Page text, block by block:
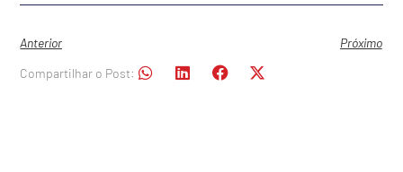
Anterior
Próximo
Compartilhar o Post: